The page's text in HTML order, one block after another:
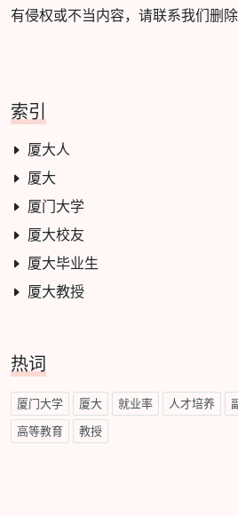
有侵权或不当内容，请联系我们删除
索引
厦大人
厦大
厦门大学
厦大校友
厦大毕业生
厦大教授
热词
厦门大学 厦大 就业率 人才培养
高等教育 教授